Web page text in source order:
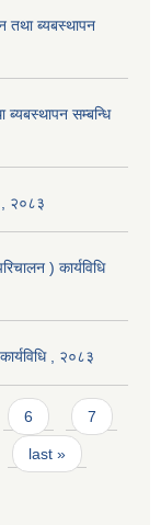
तथा ब्यबस्थापन
ब्यबस्थापन सम्बन्धि
, २०८३
) कार्यविधि
, २०८३
6 7
last »